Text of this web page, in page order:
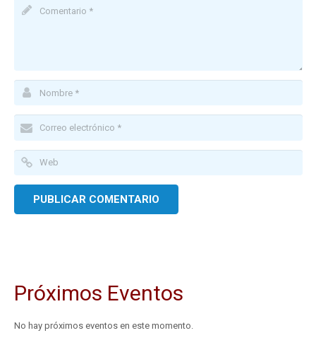
Próximos Eventos
No hay próximos eventos en este momento.